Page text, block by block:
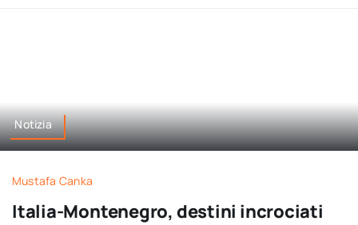
Notizia
Mustafa Canka
Italia-Montenegro, destini incrociati